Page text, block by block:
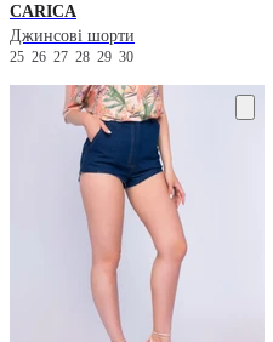
CARICA
Джинсові шорти
25 26 27 28 29 30